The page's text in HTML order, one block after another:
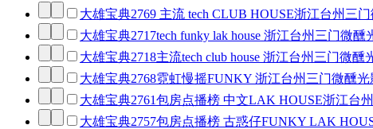
大雄宝典2769 主流 tech CLUB HOUSE浙江台州三
大雄宝典2717tech funky lak house 浙江台州三门微
大雄宝典2718主流tech club house 浙江台州三门微
大雄宝典2768霓虹慢摇FUNKY 浙江台州三门微醺
大雄宝典2761包房点播榜 中文LAK HOUSE浙江台
大雄宝典2757包房点播榜 古惑仔FUNKY LAK